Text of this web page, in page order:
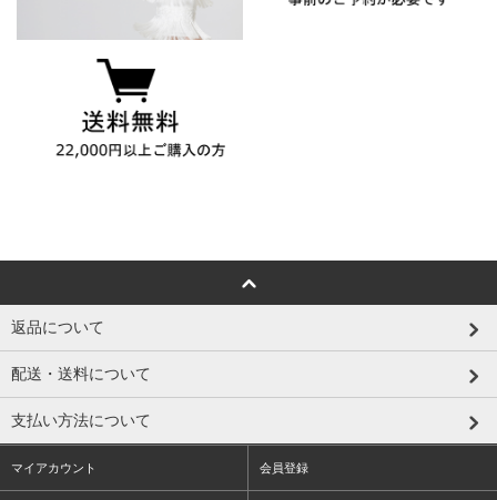
返品について
配送・送料について
支払い方法について
マイアカウント 会員登録